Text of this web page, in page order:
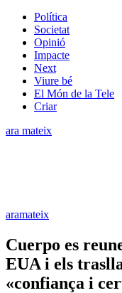
Política
Societat
Opinió
Impacte
Next
Viure bé
El Món de la Tele
Criar
ara mateix
aramateix
Cuerpo es
EUA i els
«confiança i